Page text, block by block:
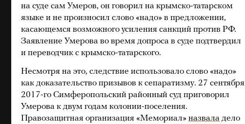
на суде сам Умеров, он говорил на крымско-татарском
языке и не произносил слово «надо» в предложении,
касающемся возможного усиления санкций против РФ.
Заявление Умерова во время допроса в суде подтвердил
и переводчик с крымско-татарского.
Несмотря на это, следствие использовало слово «надо»
как доказательство призывов к сепаратизму. 27 сентября
2017-го Симферопольский районный суд приговорил
Умерова к двум годам колонии-поселения.
Правозащитная организация «Мемориал» назвала дело